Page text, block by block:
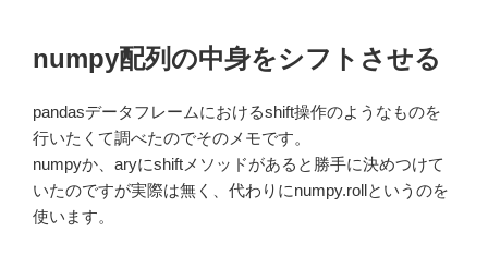
numpy配列の中身をシフトさせる
pandasデータフレームにおけるshift操作のようなものを
行いたくて調べたのでそのメモです。
numpyか、aryにshiftメソッドがあると勝手に決めつけて
いたのですが実際は無く、代わりにnumpy.rollというのを
使います。